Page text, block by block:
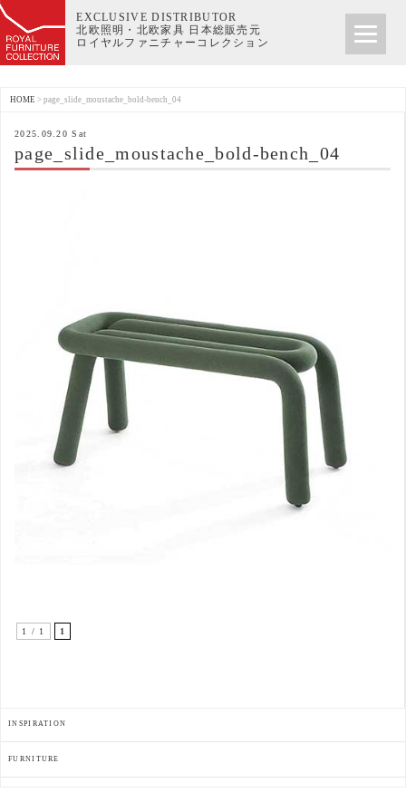
EXCLUSIVE DISTRIBUTOR
北欧照明・北欧家具 日本総販売元
ロイヤルファニチャーコレクション
HOME > page_slide_moustache_bold-bench_04
2025.09.20 Sat
page_slide_moustache_bold-bench_04
1 / 1 1
INSPIRATION
FURNITURE